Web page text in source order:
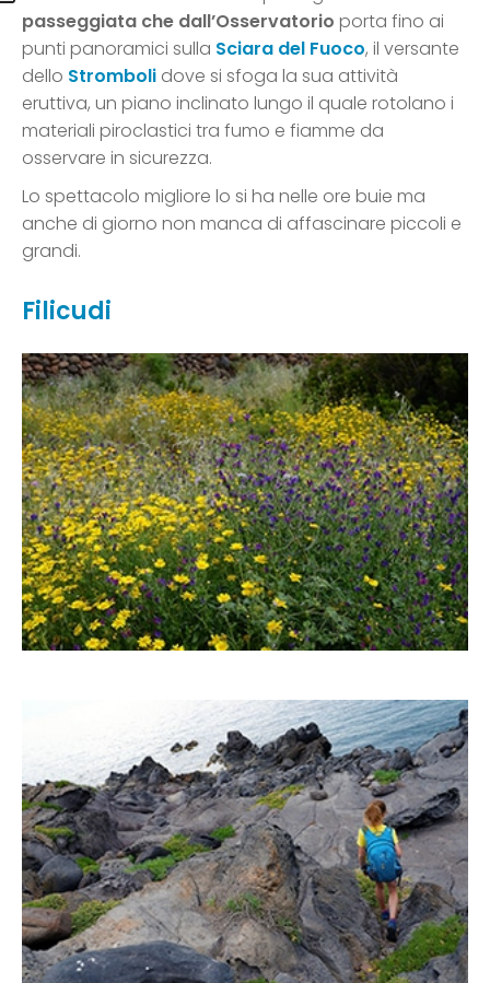
passeggiata che dall’Osservatorio porta fino ai
punti panoramici sulla Sciara del Fuoco, il versante
dello Stromboli dove si sfoga la sua attività
eruttiva, un piano inclinato lungo il quale rotolano i
materiali piroclastici tra fumo e fiamme da
osservare in sicurezza.
Lo spettacolo migliore lo si ha nelle ore buie ma
anche di giorno non manca di affascinare piccoli e
grandi.
Filicudi